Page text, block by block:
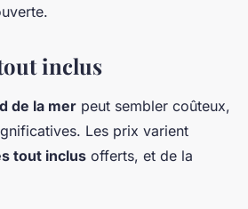
inclus
de la mer peut sembler coûteux,
Les prix varient
tout inclus offerts, et de la